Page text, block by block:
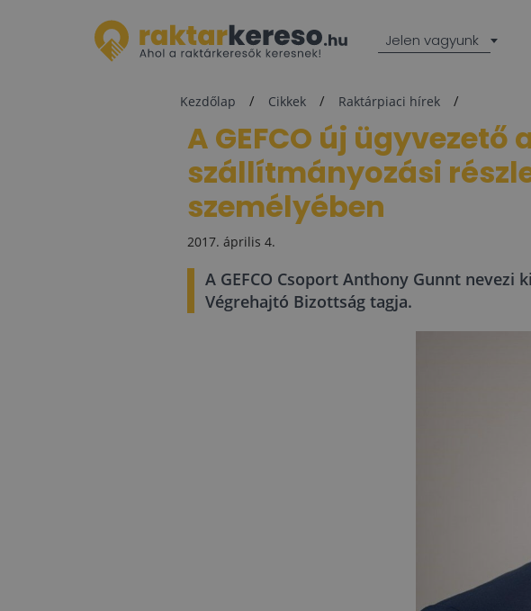
Jelen vagyunk
Kezdőlap Cikkek Raktárpiaci hírek
A GEFCO új
szállítmányozási
személyében
2017. április 4.
A GEFCO Csoport Anthony Gunnt nevezi
Végrehajtó Bizottság tagja.